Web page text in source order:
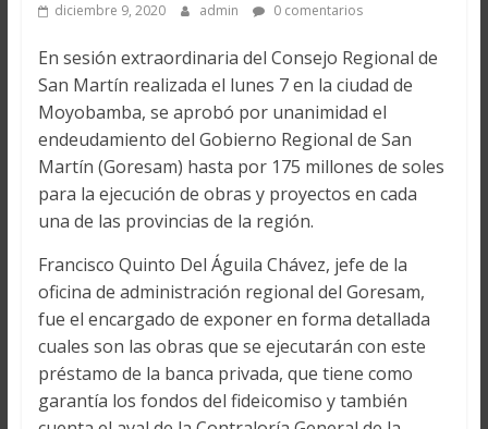
diciembre 9, 2020 admin 0 comentarios
En sesión extraordinaria del Consejo Regional de
San Martín realizada el lunes 7 en la ciudad de
Moyobamba, se aprobó por unanimidad el
endeudamiento del Gobierno Regional de San
Martín (Goresam) hasta por 175 millones de soles
para la ejecución de obras y proyectos en cada
una de las provincias de la región.
Francisco Quinto Del Águila Chávez, jefe de la
oficina de administración regional del Goresam,
fue el encargado de exponer en forma detallada
cuales son las obras que se ejecutarán con este
préstamo de la banca privada, que tiene como
garantía los fondos del fideicomiso y también